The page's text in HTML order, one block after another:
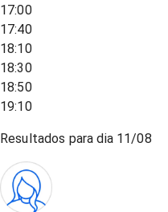
17:00
17:40
18:10
18:30
18:50
19:10
Resultados para dia 11/08